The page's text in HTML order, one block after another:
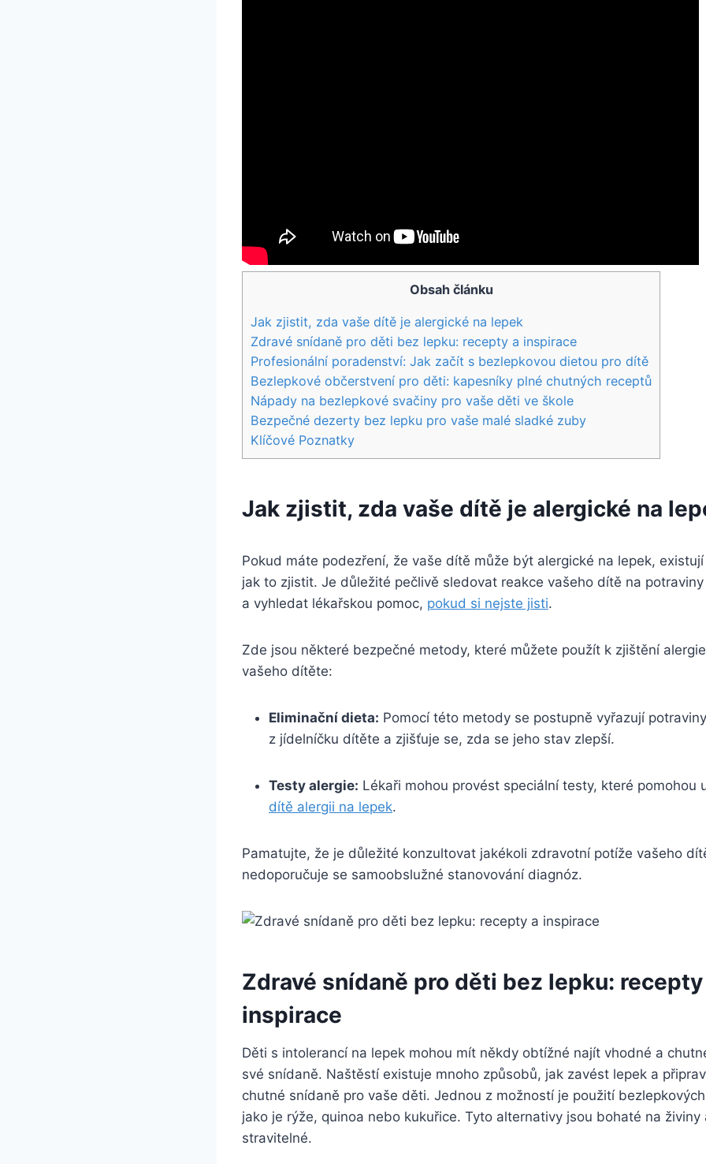
Obsah článku
Jak zjistit, zda vaše dítě je alergické na lepek
Zdravé snídaně pro děti bez lepku: recepty a inspirace
Profesionální poradenství: Jak začít s bezlepkovou dietou pro dítě
Bezlepkové občerstvení pro děti: kapesníky plné chutných receptů
Nápady na bezlepkové svačiny pro vaše děti ve škole
Bezpečné dezerty bez lepku pro vaše malé sladké zuby
Klíčové Poznatky
Jak zjistit, zda vaše dítě je alergické na
Pokud máte podezření, že vaše dítě může být alergické na lepek,
jak to zjistit. Je důležité pečlivě sledovat reakce vašeho dítě na
a vyhledat lékařskou pomoc, pokud si nejste jisti.
Zde jsou některé bezpečné metody, které můžete použít k zjištění
vašeho dítěte:
Eliminační dieta: Pomocí této metody se postupně vyřazují
z jídelníčku dítěte a zjišťuje se, zda se jeho stav zlepší.
Testy alergie: Lékaři mohou provést speciální testy, které pomohou
dítě alergii na lepek.
Pamatujte, že je důležité konzultovat jakékoli zdravotní potíže vašeho
nedoporučuje se samoobslužné stanovování diagnóz.
Zdravé snídaně pro děti bez lepku: recepty
inspirace
Děti s intolerancí na lepek mohou mít někdy obtížné najít vhodné a
své snídaně. Naštěstí existuje mnoho způsobů, jak zavést lepek a
chutné snídaně pro vaše děti. Jednou z možností je použití
jako je rýže, quinoa nebo kukuřice. Tyto alternativy jsou bohaté na živiny
stravitelné.